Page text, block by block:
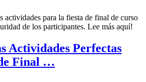
actividades para la fiesta de final de curso
de los participantes. Lee más aquí!
Actividades Perfectas
Final …